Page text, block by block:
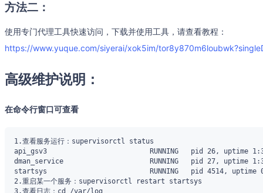
方法二：
使用专门代理工具快速访问，下载并使用工具，请查看教程：
https://www.yuque.com/siyerai/xok5im/
高级维护说明：
在命令行窗口可查看